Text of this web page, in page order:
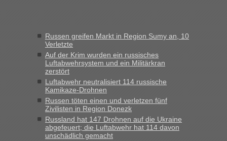
Milliarden aufgedeckt
„Kein Zoll. Du musst an sich nur sagen dass das privat ist
und du nicht damit handeln willst. So lange das nicht
Originalverpackt ist und ersichlich das nicht neu sollte es
keine Probleme geben“
Recht, Visa und Dokumente • Deklaration
gebrauchter Kleidung beim Zoll
„Hallo Leute, ich weiß nicht, ob ich hier richtig bin mit meiner
Anfrage. Ich möchte 4 Umzugskartons mit gebrauchter
Russen greifen Markt in Region Sumy an, 10
Verletzte
Auf der Krim wurden ein russisches
Luftabwehrsystem und ein Militärkran
zerstört
Luftabwehr neutralisiert 114 russische
Kamikaze-Drohnen
Russen töten einen und verletzen fünf
Zivilisten in Region Donezk
Russland hat 147 Drohnen auf die Ukraine
abgefeuert; die Luftabwehr hat 114 davon
unschädlich gemacht